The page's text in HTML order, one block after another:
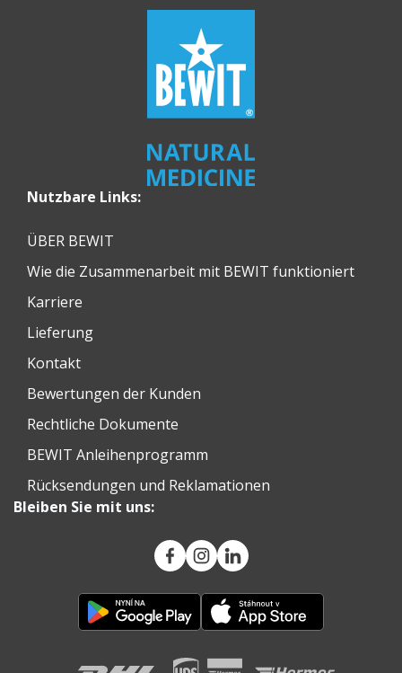
Nutzbare Links:
ÜBER BEWIT
Wie die Zusammenarbeit mit BEWIT funktioniert
Karriere
Lieferung
Kontakt
Bewertungen der Kunden
Rechtliche Dokumente
BEWIT Anleihenprogramm
Rücksendungen und Reklamationen
Bleiben Sie mit uns: